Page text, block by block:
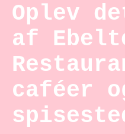
Oplev
af
caféer